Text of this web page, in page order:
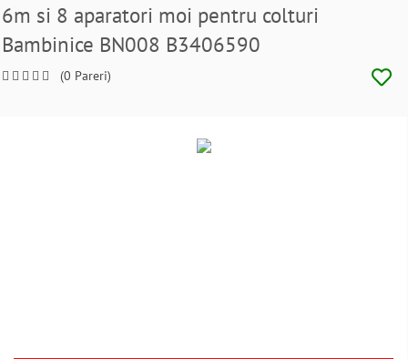
6m si 8 aparatori moi pentru colturi
Bambinice BN008 B3406590
(0 Pareri)